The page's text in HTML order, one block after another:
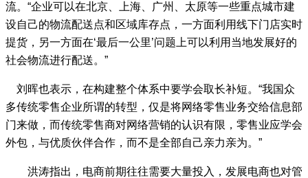
流。“企业可以在北京、上海、广州、太原等一些重点城市建
设自己的物流配送点和区域库存点，一方面利用线下门店实时
提货，另一方面在‘最后一公里’问题上可以利用当地发展好的
社会物流进行配送。”
刘晖也表示，在构建整个体系中要学会取长补短。“我国众
多传统零售企业所谓的转型，仅是将网络零售业务交给信息部
门来做，而传统零售商对网络营销的认识有限，零售业应学会
外包，与优质伙伴合作，而不是全部自己亲力亲为。”
洪涛指出，电商前期往往需要大量投入，发展电商也对管